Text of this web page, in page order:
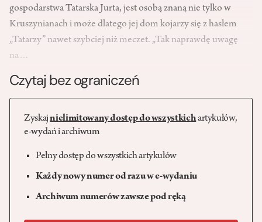
gospodarstwa Tatarska Jurta, jest osobą znaną nie tylko w
Kruszynianach i może dlatego jej dom kojarzy się z hasłem
„Tatarzy” nawet szybciej niż meczet. „Tak naprawdę uwagę
na…
Czytaj bez ograniczeń
Zyskajnielimitowany dostęp do wszystkichartykułów,
e-wydań i archiwum
Pełny dostęp do wszystkich artykułów
Każdy nowy numer od razu w e-wydaniu
Archiwum numerów zawsze pod ręką